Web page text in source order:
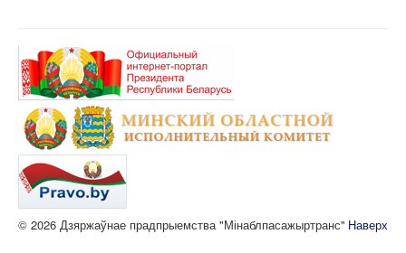
Наверх
© 2026 Дзяржаўнае прадпрыемства "Мінаблпасажыртранс"